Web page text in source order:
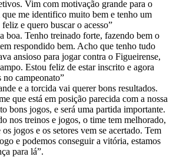
Vim com motivação grande para o
que me identifico muito bem e tenho um
e quero buscar o acesso”
boa. Tenho treinado forte, fazendo bem o
respondido bem. Acho que tenho tudo
ansioso para jogar contra o Figueirense,
Estou feliz de estar inscrito e agora
no campeonato”
e a torcida vai querer bons resultados.
que está em posição parecida com a nossa
bons jogos, e será uma partida importante.
nos treinos e jogos, o time tem melhorado,
jogos e os setores vem se acertado. Tem
e podemos conseguir a vitória, estamos
para lá”.